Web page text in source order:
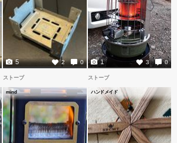
2 0
5 3 0
1
ストーブ
mind
ストーブ
ハンドメイド